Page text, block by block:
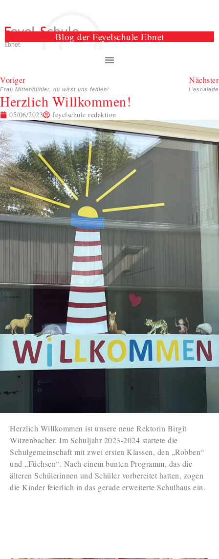
Blog der Feyelschule Ebnet
Voriger
Frau Mittenbühler, du wirst uns fehlen!
Nächster
L’escalade
Herzlich Willkommen!
05/06/2023 feyelschule redaktion
Herzlich Willkommen ist unsere neue Rektorin Birgit
Witzenbacher. Im Schuljahr 2023-2024 startete die
Schulgemeinschaft mit zwei ersten Klassen, den „Robben“
und „Füchsen“. Nach einem bunten Programm, das die
älteren Schülerinnen und Schüler vorbereitet hatten, zogen
die Kinder feierlich in das gerade erweiterte Schulhaus ein.